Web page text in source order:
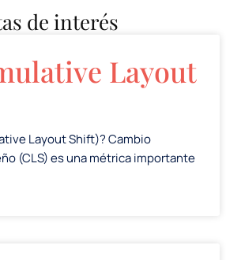
de interés
Layout
Layout Shift)? Cambio
(CLS) es una métrica importante